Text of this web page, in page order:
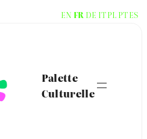
Palette
Culturelle
EN FR DE ITPL PTES